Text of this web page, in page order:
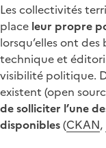
Les collectivités
place leur propre
lorsqu’elles ont
technique et
visibilité politique.
existent (open
de solliciter l’une
disponibles(CKAN,